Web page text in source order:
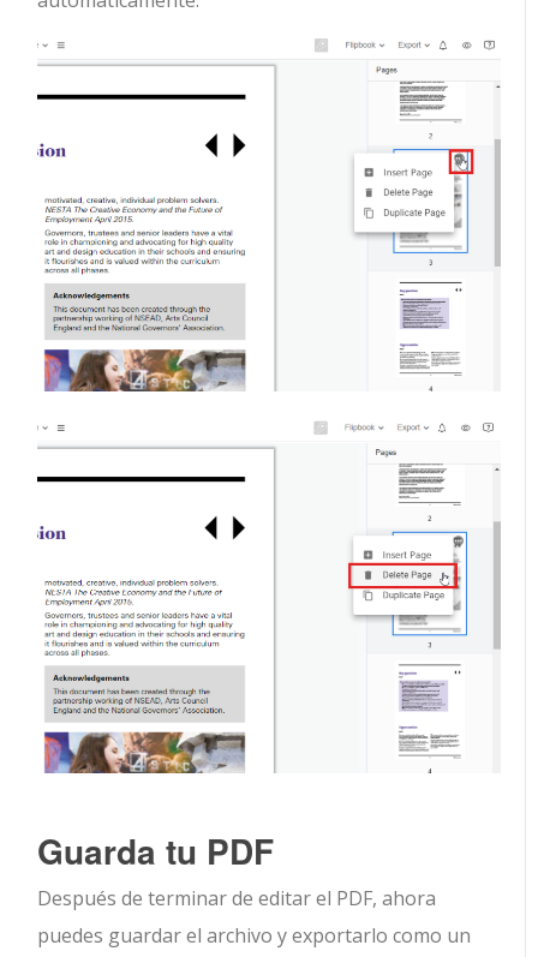
Guarda tu PDF
Después de terminar de editar el PDF, ahora
puedes guardar el archivo y exportarlo como un